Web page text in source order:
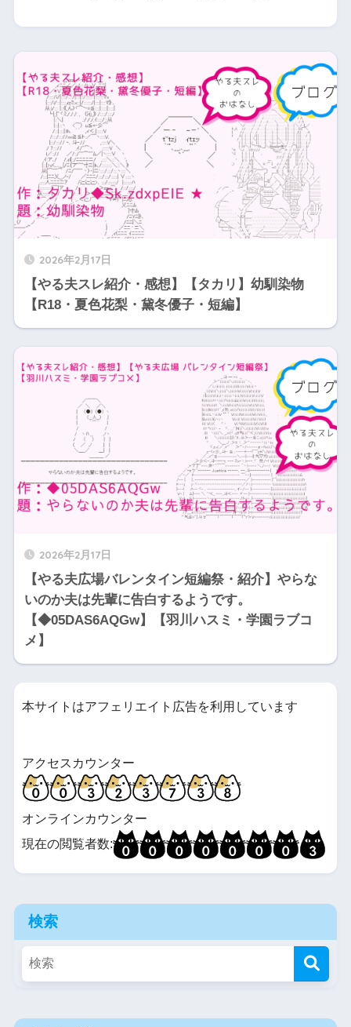
2026年2月17日
【やる夫スレ紹介・感想】【タカリ】幼馴染物
【R18・夏色花梨・黛冬優子・短編】
2026年2月17日
【やる夫広場バレンタイン短編祭・紹介】やらな
いのか夫は先輩に告白するようです。
【◆05DAS6AQGw】【羽川ハスミ・学園ラブコ
メ】
本サイトはアフェリエイト広告を利用しています
アクセスカウンター
オンラインカウンター
現在の閲覧者数:
検索